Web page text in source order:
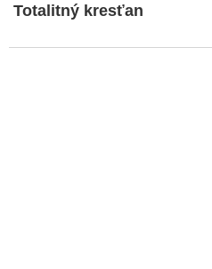
Totalitný kresťan